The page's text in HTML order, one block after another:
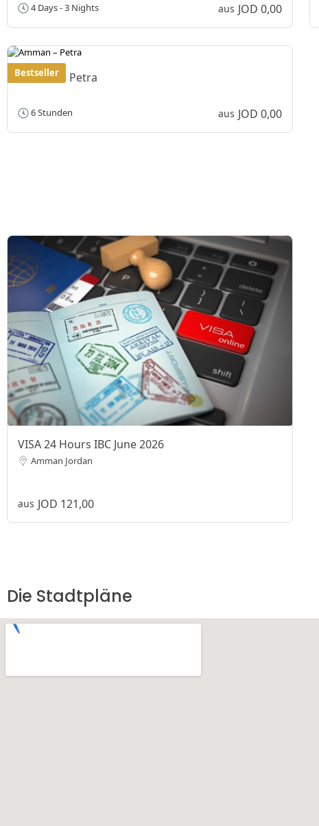
4 Days - 3 Nights aus JOD 0,00
Bestseller
Amman – Petra
6 Stunden aus JOD 0,00
VISA 24 Hours IBC June 2026
Amman Jordan
aus JOD 121,00
Die Stadtpläne